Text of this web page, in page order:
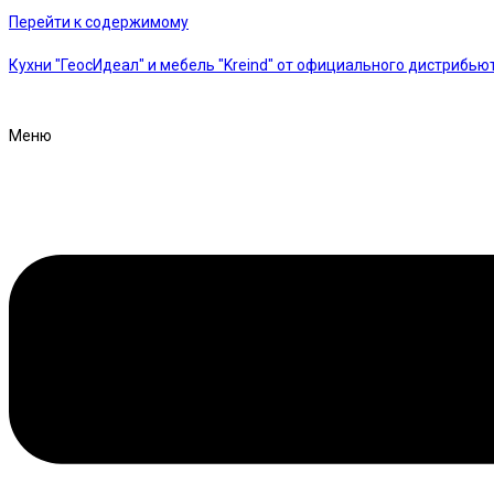
Перейти к содержимому
Кухни "ГеосИдеал" и мебель "Kreind" от официального
Меню